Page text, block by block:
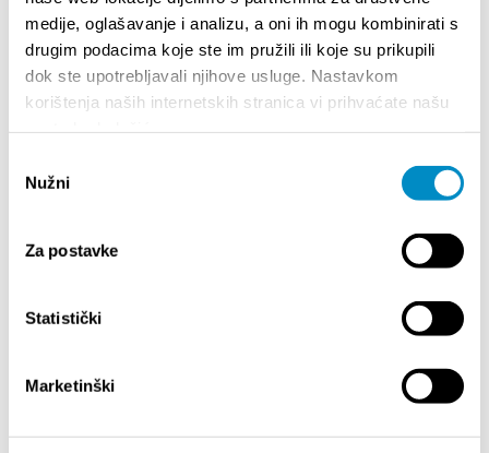
medije, oglašavanje i analizu, a oni ih mogu kombinirati s
drugim podacima koje ste im pružili ili koje su prikupili
dok ste upotrebljavali njihove usluge. Nastavkom
korištenja naših internetskih stranica vi prihvaćate našu
pristanka
Nužni
Za postavke
Statistički
Marketinški
dodjelu potpora iz programa „Potpore za turističke
manifestacije“
.docx
> Obrazac za završno opisno izvješće(.pdf)
| ( .docx)
-ROK ZA PRIJAVU JE DO 17.02.2020.
> Obavijest o odabiru organizatora manifestacije
Share:
HIGHLIGHTS